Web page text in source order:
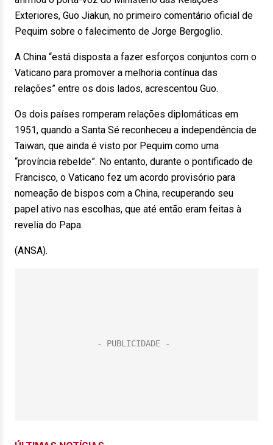
Exteriores, Guo Jiakun, no primeiro comentário oficial de
Pequim sobre o falecimento de Jorge Bergoglio.
A China “está disposta a fazer esforços conjuntos com o
Vaticano para promover a melhoria contínua das
relações” entre os dois lados, acrescentou Guo.
Os dois países romperam relações diplomáticas em
1951, quando a Santa Sé reconheceu a independência de
Taiwan, que ainda é visto por Pequim como uma
“província rebelde”. No entanto, durante o pontificado de
Francisco, o Vaticano fez um acordo provisório para
nomeação de bispos com a China, recuperando seu
papel ativo nas escolhas, que até então eram feitas à
revelia do Papa.
(ANSA).